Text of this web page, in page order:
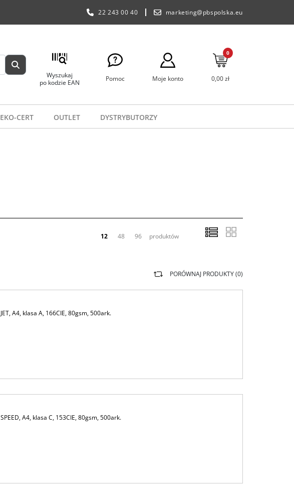
22 243 00 40 marketing@pbspolska.eu
Wyszukaj
po kodzie EAN
Pomoc Moje konto
0
0,00 zł
EKO-CERT OUTLET DYSTRYBUTORZY
12 48 96 produktów
PORÓWNAJ PRODUKTY (0)
A4, klasa A, 166CIE, 80gsm, 500ark.
A4, klasa C, 153CIE, 80gsm, 500ark.